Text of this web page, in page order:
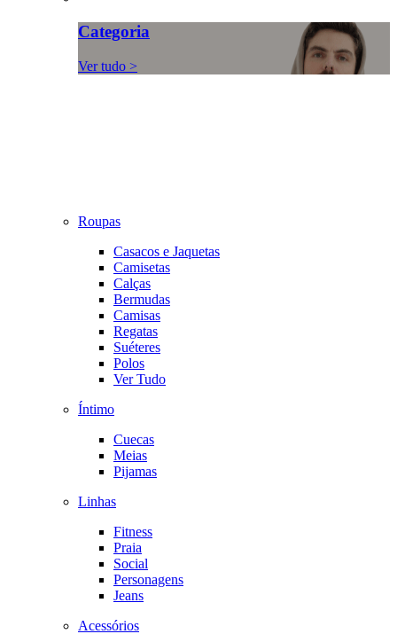
Categoria
Ver tudo >
Roupas
Casacos e Jaquetas
Camisetas
Calças
Bermudas
Camisas
Regatas
Suéteres
Polos
Ver Tudo
Íntimo
Cuecas
Meias
Pijamas
Linhas
Fitness
Praia
Social
Personagens
Jeans
Acessórios